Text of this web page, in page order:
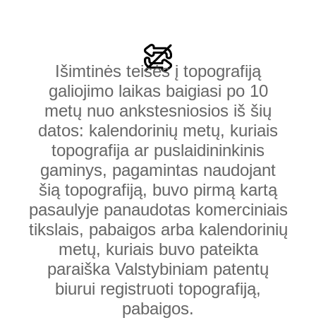
Išimtinės teisės į topografiją
galiojimo laikas baigiasi po 10
metų nuo ankstesniosios iš šių
datos: kalendorinių metų, kuriais
topografija ar puslaidininkinis
gaminys, pagamintas naudojant
šią topografiją, buvo pirmą kartą
pasaulyje panaudotas komerciniais
tikslais, pabaigos arba kalendorinių
metų, kuriais buvo pateikta
paraiška Valstybiniam patentų
biurui registruoti topografiją,
pabaigos.